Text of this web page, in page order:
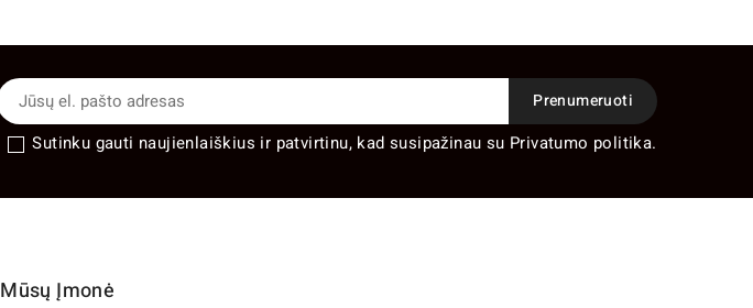
Sutinku gauti naujienlaiškius ir patvirtinu, kad susipažinau su Privatumo politika.
Mūsų Įmonė